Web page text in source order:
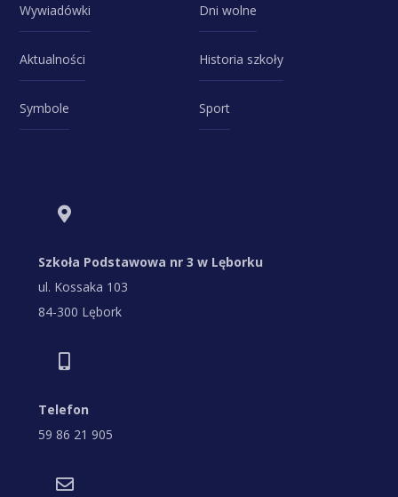
Wywiadówki Dni wolne
Aktualności Historia szkoły
Symbole Sport
Szkoła Podstawowa nr 3 w Lęborku
ul. Kossaka 103
84-300 Lębork
Telefon
59 86 21 905